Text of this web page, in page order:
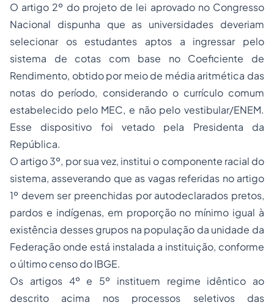
O artigo 2º do projeto de lei aprovado no Congresso
Nacional dispunha que as universidades deveriam
selecionar os estudantes aptos a ingressar pelo
sistema de cotas com base no Coeficiente de
Rendimento, obtido por meio de média aritmética das
notas do período, considerando o currículo comum
estabelecido pelo MEC, e não pelo vestibular/ENEM.
Esse dispositivo foi vetado pela Presidenta da
República.
O artigo 3º, por sua vez, institui o componente racial do
sistema, asseverando que as vagas referidas no artigo
1º devem ser preenchidas por autodeclarados pretos,
pardos e indígenas, em proporção no mínimo igual à
existência desses grupos na população da unidade da
Federação onde está instalada a instituição, conforme
o último censo do IBGE.
Os artigos 4º e 5º instituem regime idêntico ao
descrito acima nos processos seletivos das